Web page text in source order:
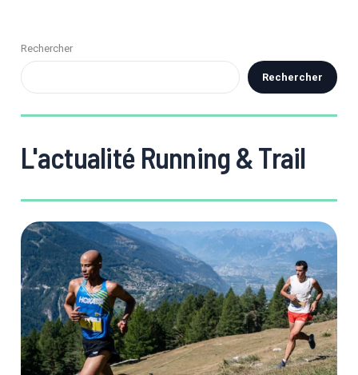
Rechercher
Rechercher
L'actualité Running & Trail